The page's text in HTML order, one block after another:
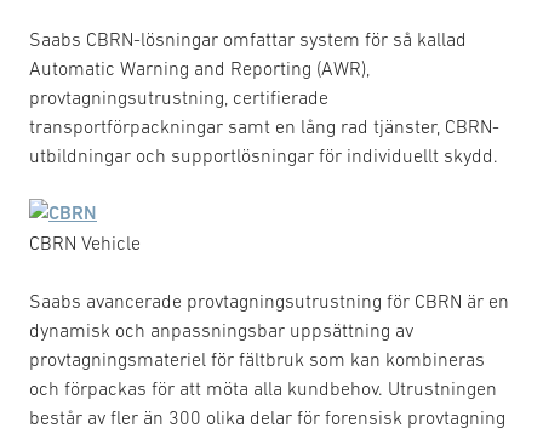
Saabs CBRN-lösningar omfattar system för så kallad
Automatic Warning and Reporting (AWR),
provtagningsutrustning, certifierade
transportförpackningar samt en lång rad tjänster, CBRN-
utbildningar och supportlösningar för individuellt skydd.
CBRN Vehicle
Saabs avancerade provtagningsutrustning för CBRN är en
dynamisk och anpassningsbar uppsättning av
provtagningsmateriel för fältbruk som kan kombineras
och förpackas för att möta alla kundbehov. Utrustningen
består av fler än 300 olika delar för forensisk provtagning